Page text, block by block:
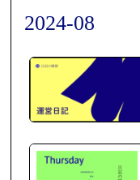
2024-08